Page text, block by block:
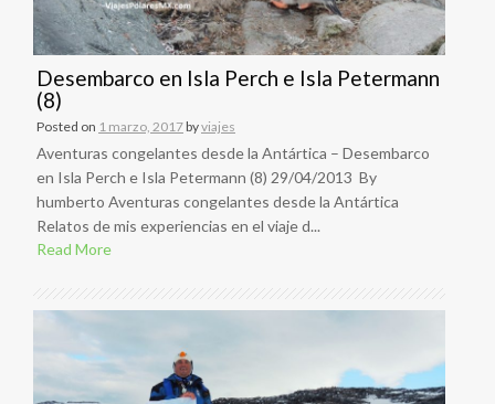
Desembarco en Isla Perch e Isla Petermann
(8)
Posted on 1 marzo, 2017byviajes
Aventuras congelantes desde la Antártica – Desembarco
en Isla Perch e Isla Petermann (8) 29/04/2013 By
humberto Aventuras congelantes desde la Antártica
Relatos de mis experiencias en el viaje d...
Read More